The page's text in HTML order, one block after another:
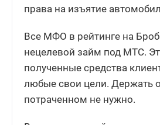
права на изъятие
Все МФО в рейтинге на
нецелевой займ под МТС.
полученные средства
любые свои цели. Держать
потраченном не нужно.